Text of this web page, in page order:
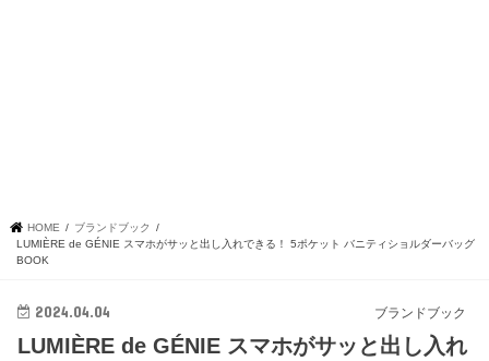
HOME
ブランドブック
LUMIÈRE de GÉNIE スマホがサッと出し入れできる！ 5ポケット バニティショルダーバッグ
BOOK
ブランドブック
2024.04.04
LUMIÈRE de GÉNIE スマホがサッと出し入れ